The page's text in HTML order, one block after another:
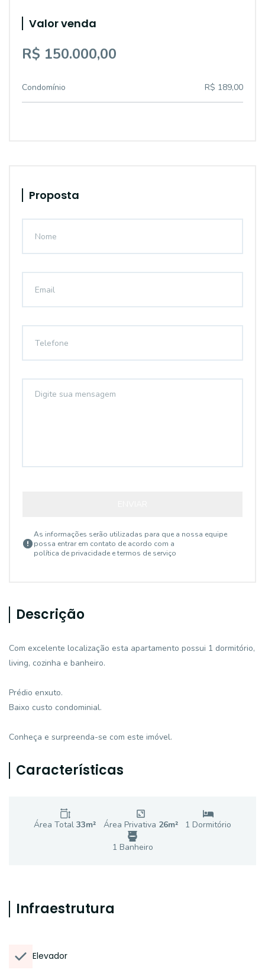
Valor venda
R$ 150.000,00
Condomínio R$ 189,00
Proposta
As informações serão utilizadas para que a nossa equipe
possa entrar em contato de acordo com a
política de privacidade e termos de serviço
Descrição
Com excelente localização esta apartamento possui 1 dormitório,
living, cozinha e banheiro.
Prédio enxuto.
Baixo custo condominial.
Conheça e surpreenda-se com este imóvel.
Características
Área Total 33m² Área Privativa 26m² 1 Dormitório
1 Banheiro
Infraestrutura
Elevador